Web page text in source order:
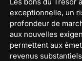
exceptionnelle, un
profondeur de
aux nouvelles
permettent aux
revenus